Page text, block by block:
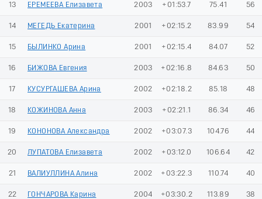
13 ЕРЕМЕЕВА Елизавета 2003 +01:53.7 75.41 56
14 МЕГЕДЬ Екатерина 2001 +02:15.2 83.99 54
15 БЫЛИНКО Арина 2001 +02:15.4 84.07 52
16 БИЖОВА Евгения 2003 +02:16.8 84.63 50
17 КУСУРГАШЕВА Арина 2002 +02:18.2 85.18 48
18 КОЖИНОВА Анна 2003 +02:21.1 86.34 46
19 КОНОНОВА Александра 2002 +03:07.3 104.76 44
20 ЛУПАТОВА Елизавета 2002 +03:12.0 106.64 42
21 ВАЛИУЛЛИНА Алина 2002 +03:22.3 110.74 40
22 ГОНЧАРОВА Карина 2004 +03:30.2 113.89 38